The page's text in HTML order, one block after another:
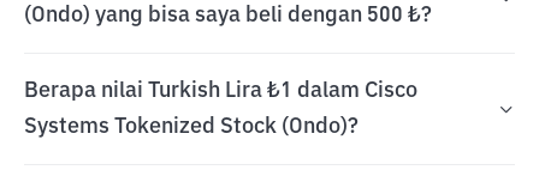
(Ondo) yang bisa saya beli dengan 500 ₺?
Berapa nilai Turkish Lira ₺1 dalam Cisco
Systems Tokenized Stock (Ondo)?